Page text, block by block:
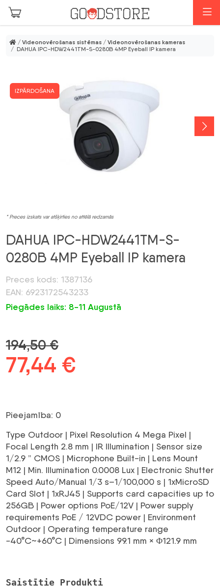
Skip to main content
/ Videonovērošanas sistēmas / Videonovērošanas kameras
/ DAHUA IPC-HDW2441TM-S-0280B 4MP Eyeball IP kamera
IZPĀRDOŠANA
* Preces izskats var atšķirties no attēlā redzamās
DAHUA IPC-HDW2441TM-S-
0280B 4MP Eyeball IP kamera
Preces kods: 1387136
EAN: 6923172543233
Piegādes laiks: 8-11 Augustā
194,50€
Sākotnējā
bija:
194,50 €.
77,44 €
77,44 €.
Pieejamība: 0
Type Outdoor | Pixel Resolution 4 Mega Pixel |
Focal Length 2.8 mm | IR Illumination | Sensor size
1/2.9 ” CMOS | Microphone Built-in | Lens Mount
M12 | Min. Illumination 0.0008 Lux | Electronic Shutter
Speed Auto/Manual 1/3 s–1/100,000 s | 1xMicroSD
Card Slot | 1xRJ45 | Supports card capacities up to
256GB | Power options PoE/12V | Power supply
requirements PoE / 12VDC power | Environment
Outdoor | Operating temperature range
-40°C~+60°C | Dimensions 99.1 mm × Φ121.9 mm
Saistītie Produkti